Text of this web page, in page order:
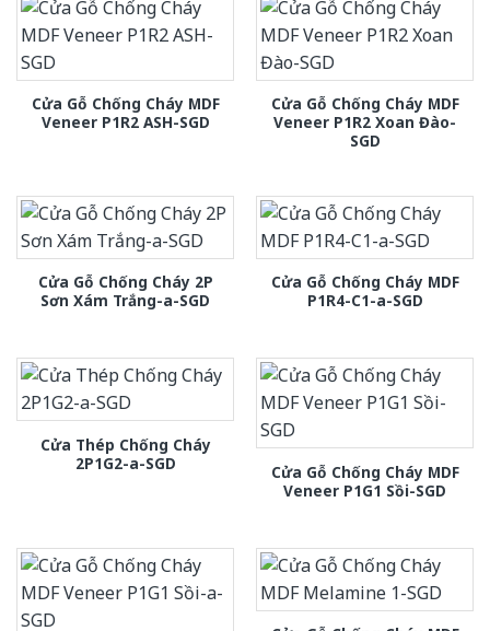
Cửa Gỗ Chống Cháy MDF
Veneer P1R2 ASH-SGD
Cửa Gỗ Chống Cháy MDF
Veneer P1R2 Xoan Đào-
SGD
Cửa Gỗ Chống Cháy 2P
Sơn Xám Trắng-a-SGD
Cửa Gỗ Chống Cháy MDF
P1R4-C1-a-SGD
Cửa Thép Chống Cháy
2P1G2-a-SGD
Cửa Gỗ Chống Cháy MDF
Veneer P1G1 Sồi-SGD